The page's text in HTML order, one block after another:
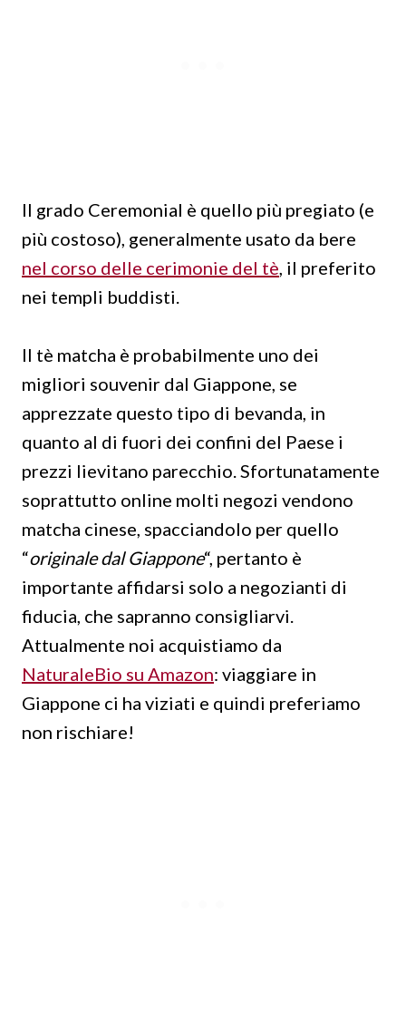
Il grado Ceremonial è quello più pregiato (e
più costoso), generalmente usato da bere
nel corso delle cerimonie del tè, il preferito
nei templi buddisti.
Il tè matcha è probabilmente uno dei
migliori souvenir dal Giappone, se
apprezzate questo tipo di bevanda, in
quanto al di fuori dei confini del Paese i
prezzi lievitano parecchio. Sfortunatamente
soprattutto online molti negozi vendono
matcha cinese, spacciandolo per quello
“originale dal Giappone“, pertanto è
importante affidarsi solo a negozianti di
fiducia, che sapranno consigliarvi.
Attualmente noi acquistiamo da
NaturaleBio su Amazon: viaggiare in
Giappone ci ha viziati e quindi preferiamo
non rischiare!